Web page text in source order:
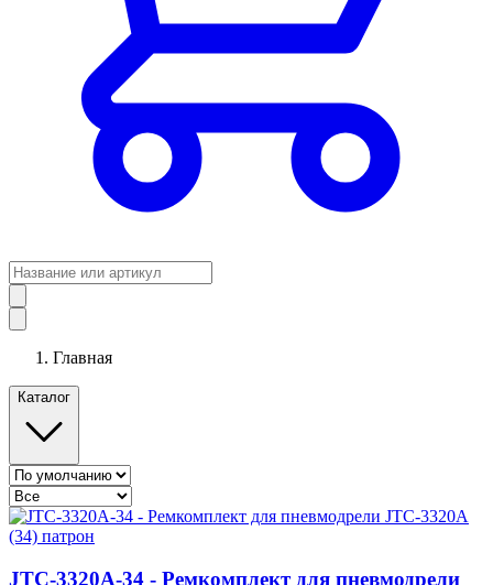
Главная
Каталог
JTC-3320A-34 - Ремкомплект для пневмодрели